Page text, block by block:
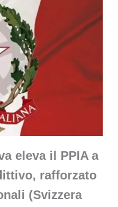
eleva il PPIA a
rafforzato
(Svizzera